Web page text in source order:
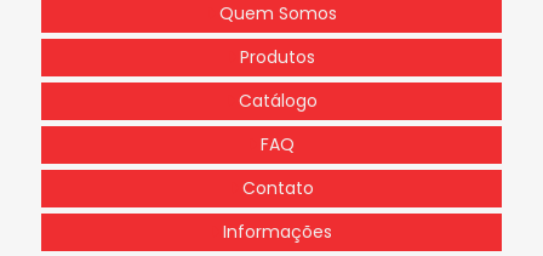
Quem Somos
Produtos
Catálogo
FAQ
Contato
Informações